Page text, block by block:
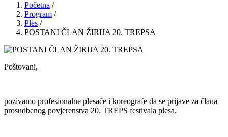
Početna /
Program /
Ples /
POSTANI ČLAN ŽIRIJA 20. TREPSA
Poštovani,
pozivamo profesionalne plesače i koreografe da se prijave za člana
prosudbenog povjerenstva 20. TREPS festivala plesa.